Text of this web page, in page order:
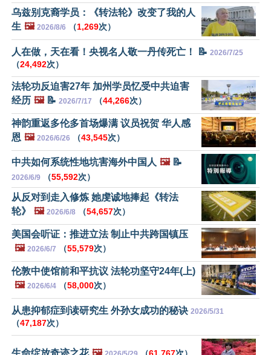
乌兹别克裔学员：《转法轮》改变了我的人
生 🖼️ 2026/8/6 （1,269次）
人在做，天在看！央视名人敬一丹传死亡！ 📝 2026/7/25
（24,492次）
法轮功反迫害27年 加州学员忆受中共迫害
经历 🖼️📝 2026/7/17 （44,266次）
神韵重返多伦多首场爆满 议员祝贺 华人感
恩 🖼️ 2026/6/26 （43,545次）
中共如何系统性地坑害海外中国人 🖼️📝
2026/6/9 （55,592次）
从反对到走入修炼 她虔诚地捧起《转法
轮》
🖼️ 2026/6/8 （54,657次）
美国会听证：推进立法 制止中共跨国镇压
🖼️ 2026/6/7 （55,579次）
伦敦中使馆前和平抗议 法轮功坚守24年(上)
🖼️ 2026/6/4 （58,000次）
从患抑郁症到读研究生 外孙女成功的秘诀 2026/5/31
（47,187次）
生命绽放奇迹之花 🖼️ （61,767次）